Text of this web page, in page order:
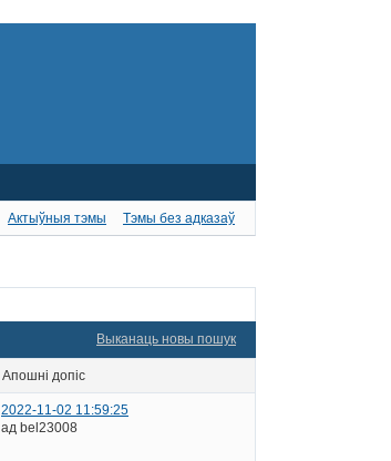
Актыўныя тэмы Тэмы без адказаў
Выканаць новы пошук
апошні допіс
2022-11-02 11:59:25
ад bel23008